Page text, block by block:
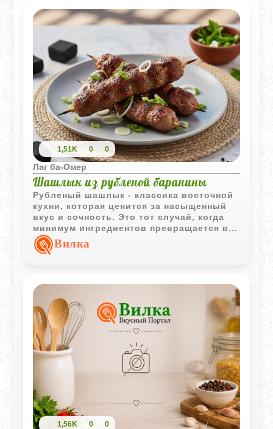
1,51K 0 0
Лаг ба-Омер
Шашлык из рубленой баранины
Рубленый шашлык - классика восточной
кухни, которая ценится за насыщенный
вкус и сочность. Это тот случай, когда
минимум ингредиентов превращается в
максимум вкуса. В отличие от
традиционных кусочков мяса, рубленая
получается особенно ароматным и
нежным.
Вилка
1,56K 0 0